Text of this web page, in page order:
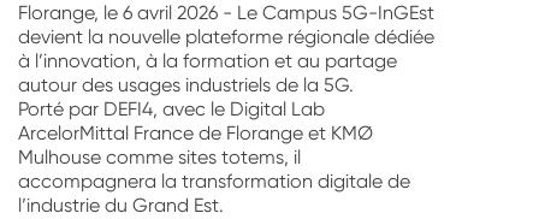
Florange, le 6 avril 2026 - Le Campus 5G-InGEst
devient la nouvelle plateforme régionale dédiée
à l’innovation, à la formation et au partage
autour des usages industriels de la 5G.
Porté par DEFI4, avec le Digital Lab
ArcelorMittal France de Florange et KMØ
Mulhouse comme sites totems, il
accompagnera la transformation digitale de
l’industrie du Grand Est.